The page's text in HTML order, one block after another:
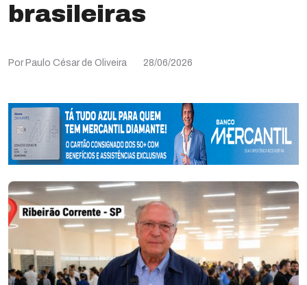
brasileiras
Por Paulo César de Oliveira 28/06/2026